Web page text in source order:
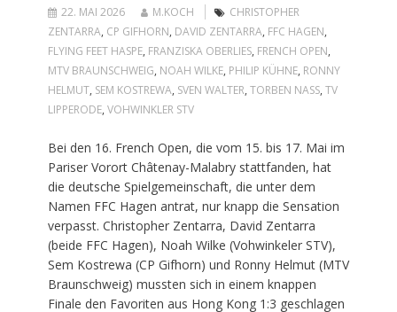
22. MAI 2026 M.KOCH
CHRISTOPHER
ZENTARRA, CP GIFHORN, DAVID ZENTARRA, FFC HAGEN,
FLYING FEET HASPE, FRANZISKA OBERLIES, FRENCH OPEN,
MTV BRAUNSCHWEIG, NOAH WILKE, PHILIP KÜHNE, RONNY
HELMUT, SEM KOSTREWA, SVEN WALTER, TORBEN NASS, TV
LIPPERODE, VOHWINKLER STV
Bei den 16. French Open, die vom 15. bis 17. Mai im
Pariser Vorort Châtenay-Malabry stattfanden, hat
die deutsche Spielgemeinschaft, die unter dem
Namen FFC Hagen antrat, nur knapp die Sensation
verpasst. Christopher Zentarra, David Zentarra
(beide FFC Hagen), Noah Wilke (Vohwinkeler STV),
Sem Kostrewa (CP Gifhorn) und Ronny Helmut (MTV
Braunschweig) mussten sich in einem knappen
Finale den Favoriten aus Hong Kong 1:3 geschlagen